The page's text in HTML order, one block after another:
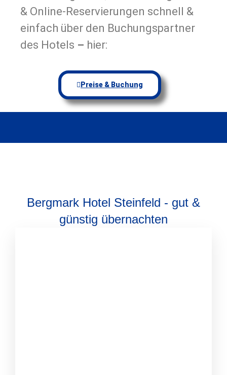
& Online-Reservierungen schnell &
einfach über den Buchungspartner
des Hotels – hier:
Preise & Buchung
Bergmark Hotel Steinfeld - gut &
günstig übernachten